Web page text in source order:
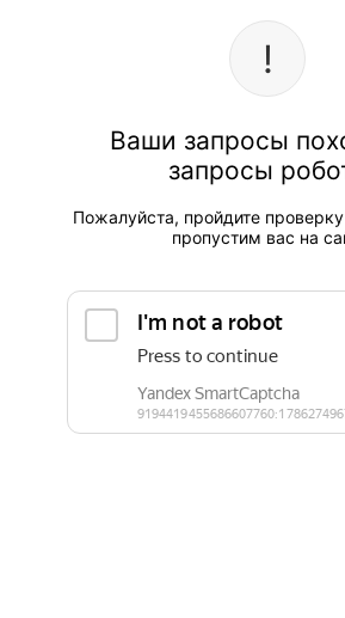
Ваши запросы
запросы
Пожалуйста, пройдите
пропустим вас на